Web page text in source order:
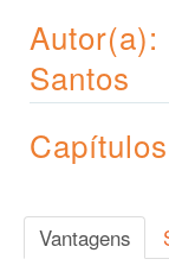
Autor(a):
Santos
Capítulos
Vantagens